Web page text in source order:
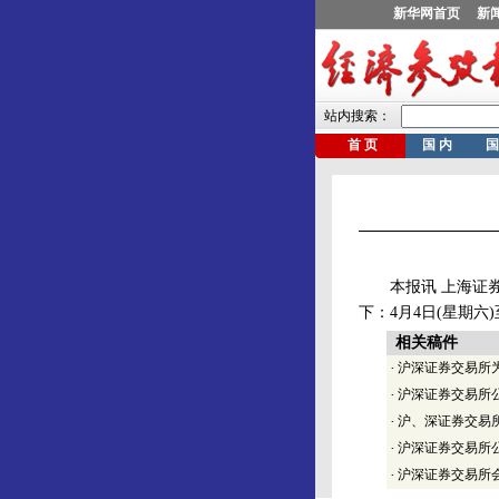
本报讯 上海证券
下：4月4日(星期六
相关稿件
· 沪深证券交易所
· 沪深证券交易所
· 沪、深证券交易
· 沪深证券交易所
· 沪深证券交易所